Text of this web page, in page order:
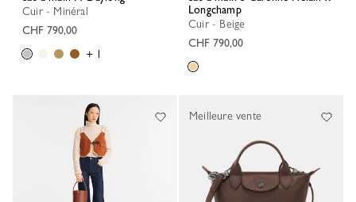
Cuir - Minéral
CHF 790,00
+ 1
Longchamp
Cuir - Beige
CHF 790,00
Meilleure vente